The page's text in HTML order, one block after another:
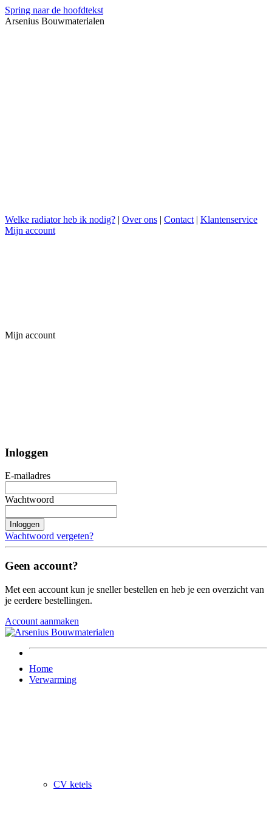
Spring naar de hoofdtekst
Arsenius Bouwmaterialen
Welke radiator heb ik nodig? | Over ons | Contact | Klantenservice
Mijn account
Mijn account
Inloggen
E-mailadres
Wachtwoord
Inloggen
Wachtwoord vergeten?
Geen account?
Met een account kun je sneller bestellen en heb je een overzicht van
je eerdere bestellingen.
Account aanmaken
Home
Verwarming
CV ketels